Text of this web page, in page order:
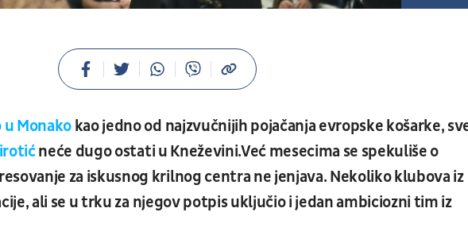
Monako kao jedno od najzvučnijih pojačanja evropske košarke,
neće dugo ostati u Kneževini.Već mesecima se spekuliše o
za iskusnog krilnog centra ne jenjava. Nekoliko klubova iz
ali se u trku za njegov potpis uključio i jedan ambiciozni tim iz